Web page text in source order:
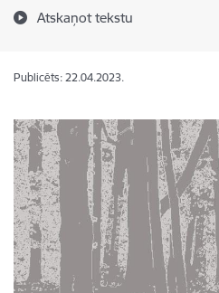
Atskaņot tekstu
Publicēts: 22.04.2023.